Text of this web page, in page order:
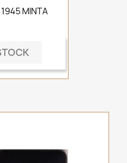
MINTA